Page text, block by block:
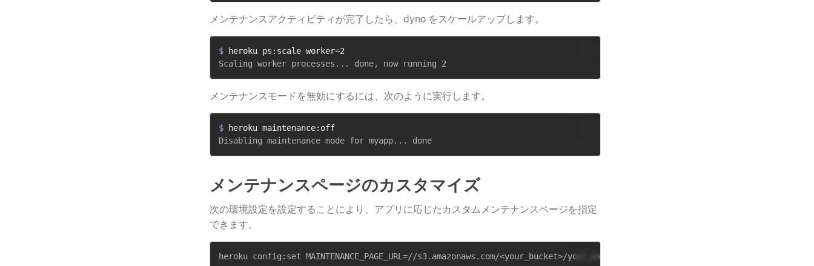
メンテナンスアクティビティが完了したら、dyno をスケールアップします。
$
heroku ps:scale worker=2
メンテナンスモードを無効にするには、次のように実行します。
$
heroku maintenance:off
メンテナンスページのカスタマイズ
次の環境設定を設定することにより、アプリに応じたカスタムメンテナンスページを指定
できます。